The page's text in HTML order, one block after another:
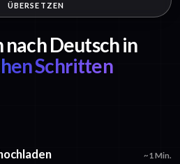
ÜBERSETZEN
nach Deutsch in
Schritten
~1 Min.